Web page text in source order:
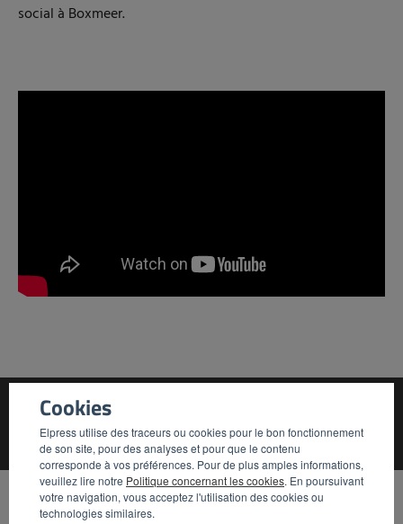
Cookies
Elpress utilise des traceurs ou cookies pour le bon fonctionnement
de son site, pour des analyses et pour que le contenu
corresponde à vos préférences. Pour de plus amples informations,
veuillez lire notre Politique concernant les cookies. En poursuivant
votre navigation, vous acceptez l'utilisation des cookies ou
technologies similaires.
social à Boxmeer.
Wout Spanjers
Articles complémentaires